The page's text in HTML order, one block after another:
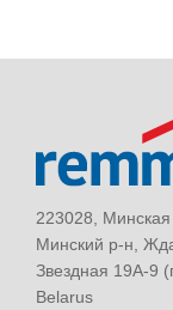
223028, Минская
Минский р-н,
Звездная 19А-9
Belarus